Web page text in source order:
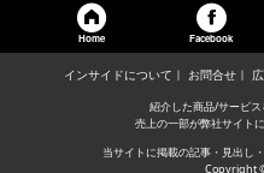
Home Facebook
インサイドについて お問合せ
紹介した商品/サービス
売上の一部が弊社サイト
当サイトに掲載の記事・見出し
Copyright